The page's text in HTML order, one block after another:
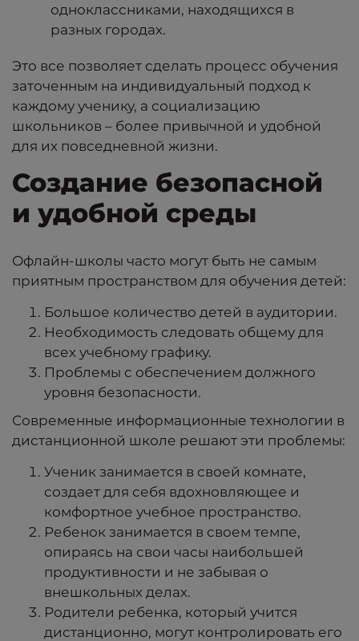
одноклассниками, находящихся в
разных городах.
Это все позволяет сделать процесс обучения
заточенным на индивидуальный подход к
каждому ученику, а социализацию
школьников – более привычной и удобной
для их повседневной жизни.
Создание безопасной
и удобной среды
Офлайн-школы часто могут быть не самым
приятным пространством для обучения детей:
Большое количество детей в аудитории.
Необходимость следовать общему для
всех учебному графику.
Проблемы с обеспечением должного
уровня безопасности.
Современные информационные технологии в
дистанционной школе решают эти проблемы:
Ученик занимается в своей комнате,
создает для себя вдохновляющее и
комфортное учебное пространство.
Ребенок занимается в своем темпе,
опираясь на свои часы наибольшей
продуктивности и не забывая о
внешкольных делах.
Родители ребенка, который учится
дистанционно, могут контролировать его